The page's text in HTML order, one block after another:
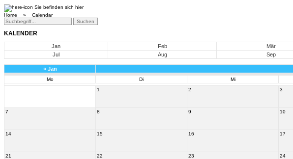
Sie befinden sich hier
Home » Calendar
KALENDER
Jan Feb Mär
Jul
Aug Sep
« Jan
Mo Di Mi
1
2 3
7 8 9 10
14 15 16 17
21 22 23 24